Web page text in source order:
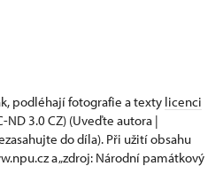
podléhají fotografie a texty licenci
ND 3.0 CZ) (Uveďte autora |
do díla). Při užití obsahu
a „zdroj: Národní památkový